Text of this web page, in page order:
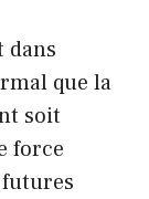
dans
que la
soit
force
futures